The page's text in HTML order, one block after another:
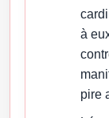
à
pire